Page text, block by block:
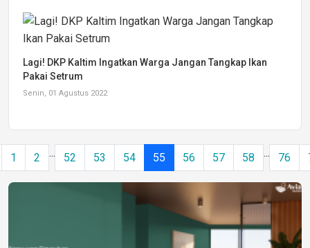
Lagi! DKP Kaltim Ingatkan Warga Jangan Tangkap Ikan
Pakai Setrum
Senin, 01 Agustus 2022
1 2 ... 52 53 54 55 56 57 58 ... 76